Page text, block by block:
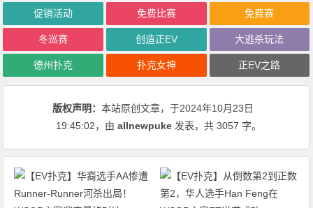
促销活动 免费比赛 免费赛
冬巡赛 创造正EV 大逃杀玩法
德州扑克 扑克女神 正EV之路
版权声明：本站原创文章，于2024年10月23日
19:45:02，由allnewpuke 发表，共 3057 字。